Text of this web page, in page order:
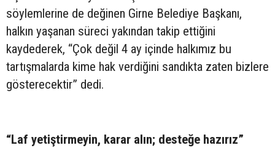
söylemlerine de değinen Girne Belediye Başkanı,
halkın yaşanan süreci yakından takip ettiğini
kaydederek, “Çok değil 4 ay içinde halkımız bu
tartışmalarda kime hak verdiğini sandıkta zaten bizlere
gösterecektir” dedi.
“Laf yetiştirmeyin, karar alın; desteğe hazırız”